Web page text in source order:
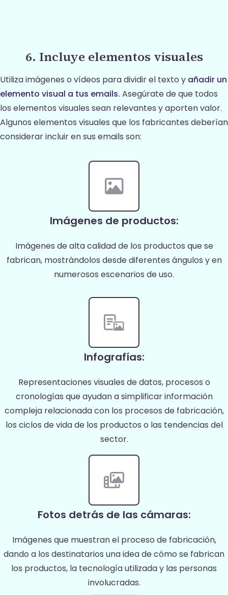
6. Incluye elementos visuales
Utiliza imágenes o vídeos para dividir el texto y añadir un
elemento visual a tus emails. Asegúrate de que todos
los elementos visuales sean relevantes y aporten valor.
Algunos elementos visuales que los fabricantes deberían
considerar incluir en sus emails son:
Imágenes de productos:
Imágenes de alta calidad de los productos que se
fabrican, mostrándolos desde diferentes ángulos y en
numerosos escenarios de uso.
Infografías:
Representaciones visuales de datos, procesos o
cronologías que ayudan a simplificar información
compleja relacionada con los procesos de fabricación,
los ciclos de vida de los productos o las tendencias del
sector.
Fotos detrás de las cámaras:
Imágenes que muestran el proceso de fabricación,
dando a los destinatarios una idea de cómo se fabrican
los productos, la tecnología utilizada y las personas
involucradas.